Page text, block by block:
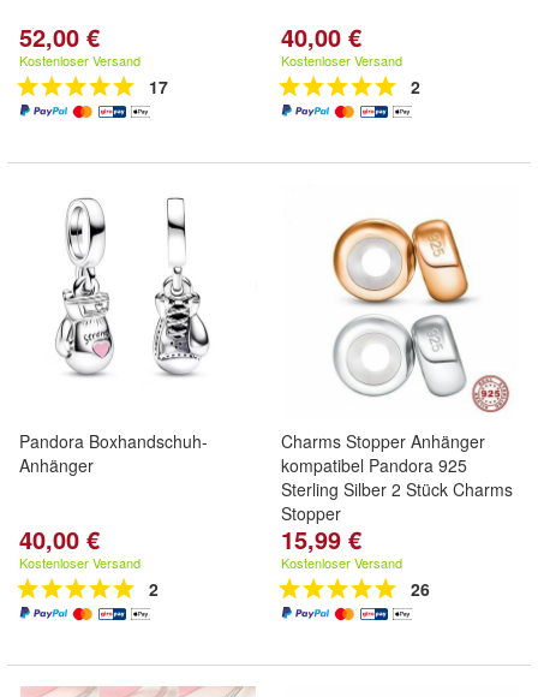
52,00 €
Kostenloser Versand
17
40,00 €
Kostenloser Versand
2
Pandora Boxhandschuh-
Anhänger
40,00 €
Kostenloser Versand
2
Charms Stopper Anhänger
kompatibel Pandora 925
Sterling Silber 2 Stück Charms
Stopper
15,99 €
Kostenloser Versand
26